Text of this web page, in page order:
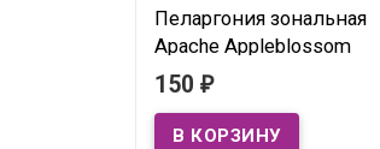
Пеларгония зональная
Apache Appleblossom
(семена 5 шт.)
В наличии
150₽